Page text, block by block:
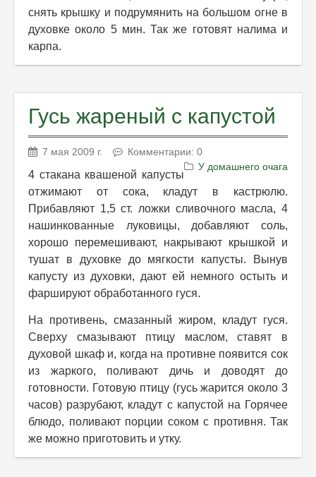
снять крышку и подрумянить на большом огне в
духовке около 5 мин. Так же готовят налима и
карпа.
Гусь жареный с капустой
7 мая 2009 г.
Комментарии: 0
У домашнего очага
4 стакана квашеной капусты
отжимают от сока, кладут в кастрюлю.
Прибавляют 1,5 ст. ложки сливочного масла, 4
нашинкованные луковицы, добавляют соль,
хорошо перемешивают, накрывают крышкой и
тушат в духовке до мягкости капусты. Вынув
капусту из духовки, дают ей немного остыть и
фаршируют обработанного гуся.
На противень, смазанный жиром, кладут гуся.
Сверху смазывают птицу маслом, ставят в
духовой шкаф и, когда на противне появится сок
из жаркого, поливают дичь и доводят до
готовности. Готовую птицу (гусь жарится около 3
часов) разрубают, кладут с капустой на Горячее
блюдо, поливают порции соком с противня. Так
же можно приготовить и утку.